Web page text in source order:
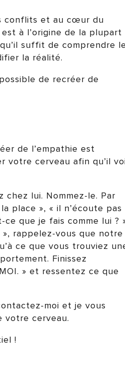
conflits et au cœur du
à l’origine de la plupart
suffit de comprendre le
la réalité.
de recréer de
de l’empathie est
votre cerveau afin qu’il
chez lui. Nommez-le. Par
place », « il n’écoute pas
que je fais comme lui ?
», rappelez-vous que notre
ce que vous trouviez
Finissez
» et ressentez ce que
moi et je vous
votre cerveau.
!